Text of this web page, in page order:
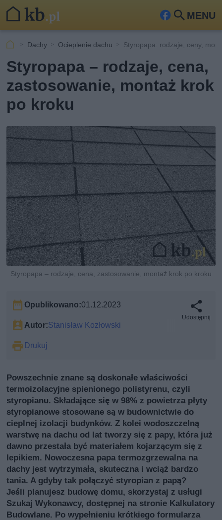
MENU
Fa
ook
Szu
kaj
Dachy Ocieplenie dachu Styropapa: rodzaje, ceny,
Styropapa – rodzaje, cena,
zastosowanie, montaż krok
po kroku
Styropapa – rodzaje, cena, zastosowanie, montaż krok po kroku
Opublikowano:01.12.2023
Autor:Stanisław Kozłowski
Drukuj
Udostępnij
Powszechnie znane są doskonałe właściwości
termoizolacyjne spienionego polistyrenu, czyli
styropianu. Składające się w 98% z powietrza płyty
styropianowe stosowane są w budownictwie do
cieplnej izolacji budynków. Z kolei wodoszczelną
warstwę na dachu od lat tworzy się z papy, która już
dawno przestała być materiałem kojarzącym się z
lepikiem. Nowoczesna papa termozgrzewalna na
dachy jest wytrzymała, skuteczna i wciąż bardzo
tania. A gdyby tak połączyć styropian z papą?
Jeśli planujesz budowę domu, skorzystaj z usługi
Szukaj Wykonawcy, dostępnej na stronie Kalkulatory
Budowlane. Po wypełnieniu krótkiego formularza